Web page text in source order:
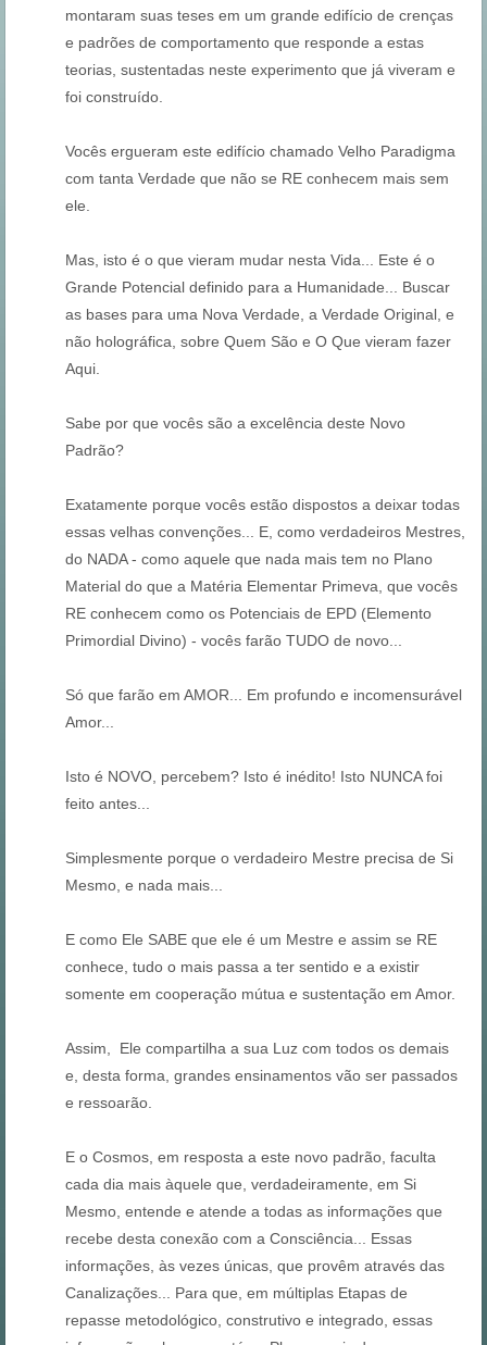
montaram suas teses em um grande edifício de crenças
e padrões de comportamento que responde a estas
teorias, sustentadas neste experimento que já viveram e
foi construído.
Vocês ergueram este edifício chamado Velho Paradigma
com tanta Verdade que não se RE conhecem mais sem
ele.
Mas, isto é o que vieram mudar nesta Vida... Este é o
Grande Potencial definido para a Humanidade... Buscar
as bases para uma Nova Verdade, a Verdade Original, e
não holográfica, sobre Quem São e O Que vieram fazer
Aqui.
Sabe por que vocês são a excelência deste Novo
Padrão?
Exatamente porque vocês estão dispostos a deixar todas
essas velhas convenções... E, como verdadeiros Mestres,
do NADA - como aquele que nada mais tem no Plano
Material do que a Matéria Elementar Primeva, que vocês
RE conhecem como os Potenciais de EPD (Elemento
Primordial Divino) - vocês farão TUDO de novo...
Só que farão em AMOR... Em profundo e incomensurável
Amor...
Isto é NOVO, percebem? Isto é inédito! Isto NUNCA foi
feito antes...
Simplesmente porque o verdadeiro Mestre precisa de Si
Mesmo, e nada mais...
E como Ele SABE que ele é um Mestre e assim se RE
conhece, tudo o mais passa a ter sentido e a existir
somente em cooperação mútua e sustentação em Amor.
Assim, Ele compartilha a sua Luz com todos os demais
e, desta forma, grandes ensinamentos vão ser passados
e ressoarão.
E o Cosmos, em resposta a este novo padrão, faculta
cada dia mais àquele que, verdadeiramente, em Si
Mesmo, entende e atende a todas as informações que
recebe desta conexão com a Consciência... Essas
informações, às vezes únicas, que provêm através das
Canalizações... Para que, em múltiplas Etapas de
repasse metodológico, construtivo e integrado, essas